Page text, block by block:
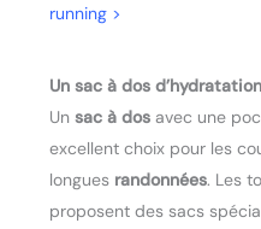
running >
Un sac à dos
Unsac à dos avec une
excellent choix pour les
longues randonnées. Les
proposent des sacs